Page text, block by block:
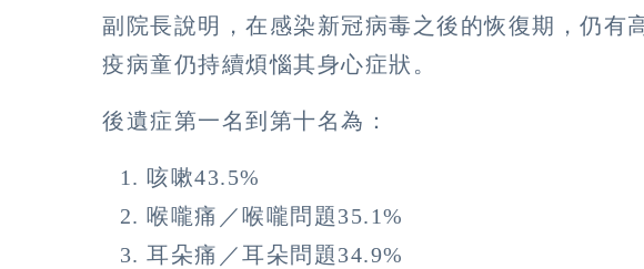
副院長說明，在感染新冠病毒之後的恢復期，仍有
疫病童仍持續煩惱其身心症狀。
後遺症第一名到第十名為：
咳嗽43.5%
喉嚨痛／喉嚨問題35.1%
耳朵痛／耳朵問題34.9%